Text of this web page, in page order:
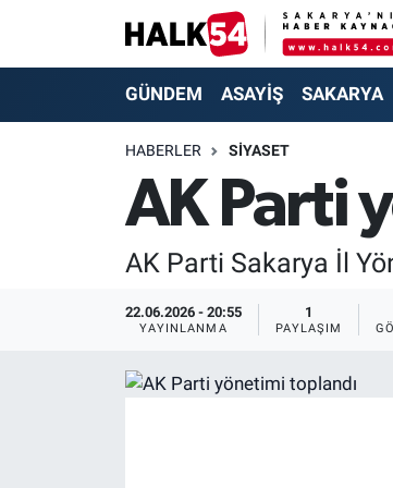
GÜNDEM ASAYİŞ SAKARYA
HABERLER SİYASET
AK Parti
AK Parti Sakarya İl
22.06.2026 - 20:55
YAYINLANMA
1
PAYLAŞIM
GÜNDEM
SAKARYA
SİYASET
Adapazarı Nöbetçi Eczaneler
Adapazarı Hava Durumu
Adapazarı Trafik Yoğunluk Haritası
Süper Lig Puan Durumu ve Fikstür
Tüm Manşetler